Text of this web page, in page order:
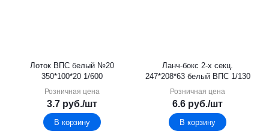
Лоток ВПС белый №20
350*100*20 1/600
Розничная цена
3.7 руб./шт
В корзину
Ланч-бокс 2-х секц.
247*208*63 белый ВПС 1/130
Розничная цена
6.6 руб./шт
В корзину